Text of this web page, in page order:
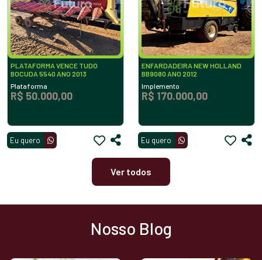
PLATAFORMA VENCE TUDO
BOCUDA 5540 ANO 2013
Plataforma
R$ 50.000,00
Eu quero
ENFARDADEIRA NEW HOLLAND
BB9080 ANO 2012
Implemento
R$ 170.000,00
Eu quero
Ver todos
Nosso Blog